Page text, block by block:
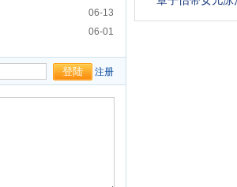
06-13
06-01
注册